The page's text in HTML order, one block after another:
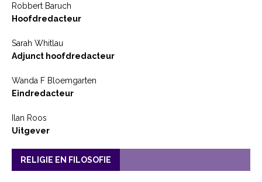
Robbert Baruch
Hoofdredacteur
Sarah Whitlau
Adjunct hoofdredacteur
Wanda F Bloemgarten
Eindredacteur
Ilan Roos
Uitgever
RELIGIE EN FILOSOFIE